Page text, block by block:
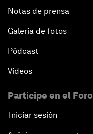
Notas de prensa
Galería de fotos
Pódcast
Vídeos
Participe en el Foro
Iniciar sesión